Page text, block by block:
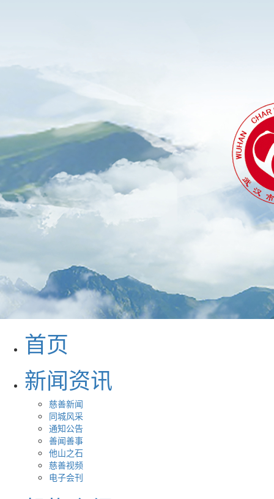
首页
新闻资讯
慈善新闻
同城风采
通知公告
善闻善事
他山之石
慈善视频
电子会刊